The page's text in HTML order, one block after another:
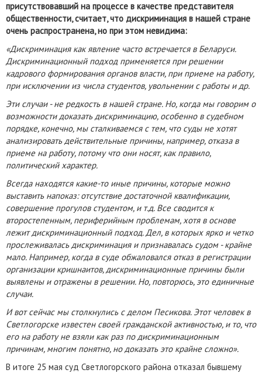
присутствовавший на процессе в качестве представителя
общественности, считает, что дискриминация в нашей стране
очень распространена, но при этом невидима:
«Дискриминация как явление часто встречается в Беларуси.
Дискриминационный подход применяется при решении
кадрового формирования органов власти, при приеме на работу,
при исключении из числа студентов, увольнении с работы и др.
Эти случаи - не редкость в нашей стране. Но, когда мы говорим о
возможности доказать дискриминацию, особенно в судебном
порядке, конечно, мы сталкиваемся с тем, что суды не хотят
анализировать действительные причины, например, отказа в
приеме на работу, потому что они носят, как правило,
политический характер.
Всегда находятся какие-то иные причины, которые можно
выставить напоказ: отсутствие достаточной квалификации,
совершение прогулов студентом, и т.д. Все сводится к
второстепенным, периферийным проблемам, хотя в основе
лежит дискриминационный подход. Дел, в которых ярко и четко
прослеживалась дискриминация и признавалась судом - крайне
мало. Например, когда в суде обжаловался отказ в регистрации
организации кришнаитов, дискриминационные причины были
выявлены и отражены в решении. Но, повторюсь, это единичные
случаи.
И вот сейчас мы столкнулись с делом Песикова. Этот человек в
Светлогорске известен своей гражданской активностью, и то, что
его на работу не взяли как раз по дискриминационным
причинам, многим понятно, но доказать это крайне сложно».
В итоге 25 мая суд Светлогорского района отказал бывшему